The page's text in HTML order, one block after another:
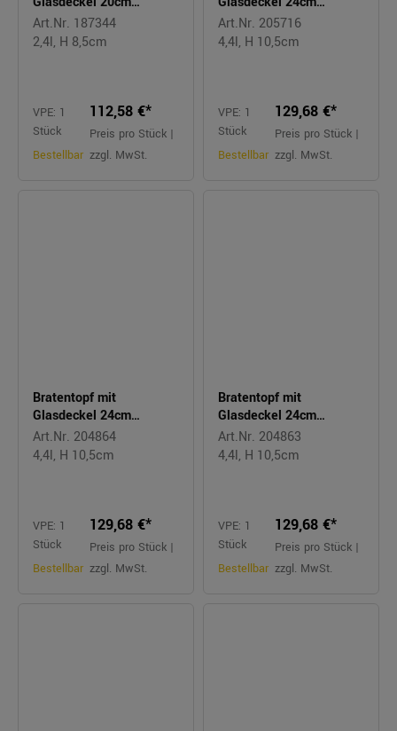
FUSIONTEC rose quartz
Art.Nr. 187344
2,4l, H 8,5cm
VPE: 1
Stück
Bestellbar
112,58 €*
Preis pro Stück |
zzgl. MwSt.
FUSIONTEC macadamia
Art.Nr. 205716
4,4l, H 10,5cm
VPE: 1
Stück
Bestellbar
129,68 €*
Preis pro Stück |
zzgl. MwSt.
Bratentopf mit
Glasdeckel 24cm
FUSIONTEC mineral
black
Art.Nr. 204864
4,4l, H 10,5cm
VPE: 1
Stück
Bestellbar
129,68 €*
Preis pro Stück |
zzgl. MwSt.
Bratentopf mit
Glasdeckel 24cm
FUSIONTEC platinum
Art.Nr. 204863
4,4l, H 10,5cm
VPE: 1
Stück
Bestellbar
129,68 €*
Preis pro Stück |
zzgl. MwSt.